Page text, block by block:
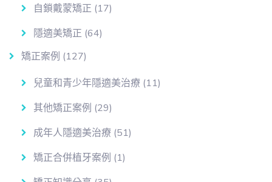
自鎖戴蒙矯正 (17)
隱適美矯正 (64)
矯正案例 (127)
兒童和青少年隱適美治療 (11)
其他矯正案例 (29)
成年人隱適美治療 (51)
矯正合併植牙案例 (1)